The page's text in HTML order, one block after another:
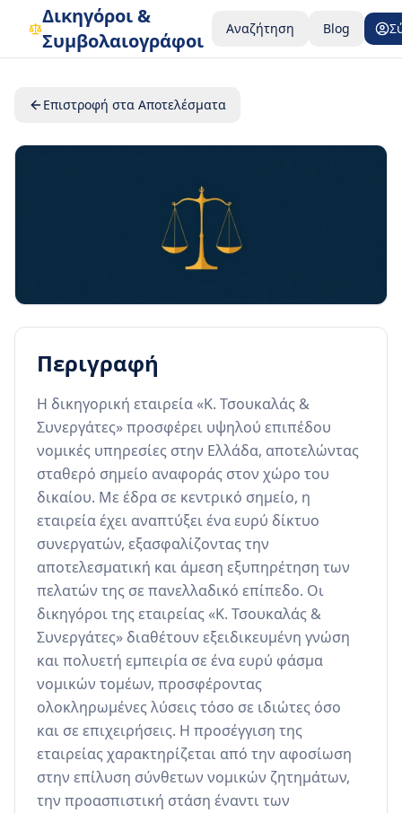
Δικηγόροι &
Συμβολαιογράφοι
Αναζήτηση Blog
Επιστροφή στα Αποτελέσματα
Περιγραφή
Η δικηγορική εταιρεία «Κ. Τσουκαλάς &
Συνεργάτες» προσφέρει υψηλού επιπέδου
νομικές υπηρεσίες στην Ελλάδα, αποτελώντας
σταθερό σημείο αναφοράς στον χώρο του
δικαίου. Με έδρα σε κεντρικό σημείο, η
εταιρεία έχει αναπτύξει ένα ευρύ δίκτυο
συνεργατών, εξασφαλίζοντας την
αποτελεσματική και άμεση εξυπηρέτηση των
πελατών της σε πανελλαδικό επίπεδο. Οι
δικηγόροι της εταιρείας «Κ. Τσουκαλάς &
Συνεργάτες» διαθέτουν εξειδικευμένη γνώση
και πολυετή εμπειρία σε ένα ευρύ φάσμα
νομικών τομέων, προσφέροντας
ολοκληρωμένες λύσεις τόσο σε ιδιώτες όσο
και σε επιχειρήσεις. Η προσέγγιση της
εταιρείας χαρακτηρίζεται από την αφοσίωση
στην επίλυση σύνθετων νομικών ζητημάτων,
την προασπιστική στάση έναντι των